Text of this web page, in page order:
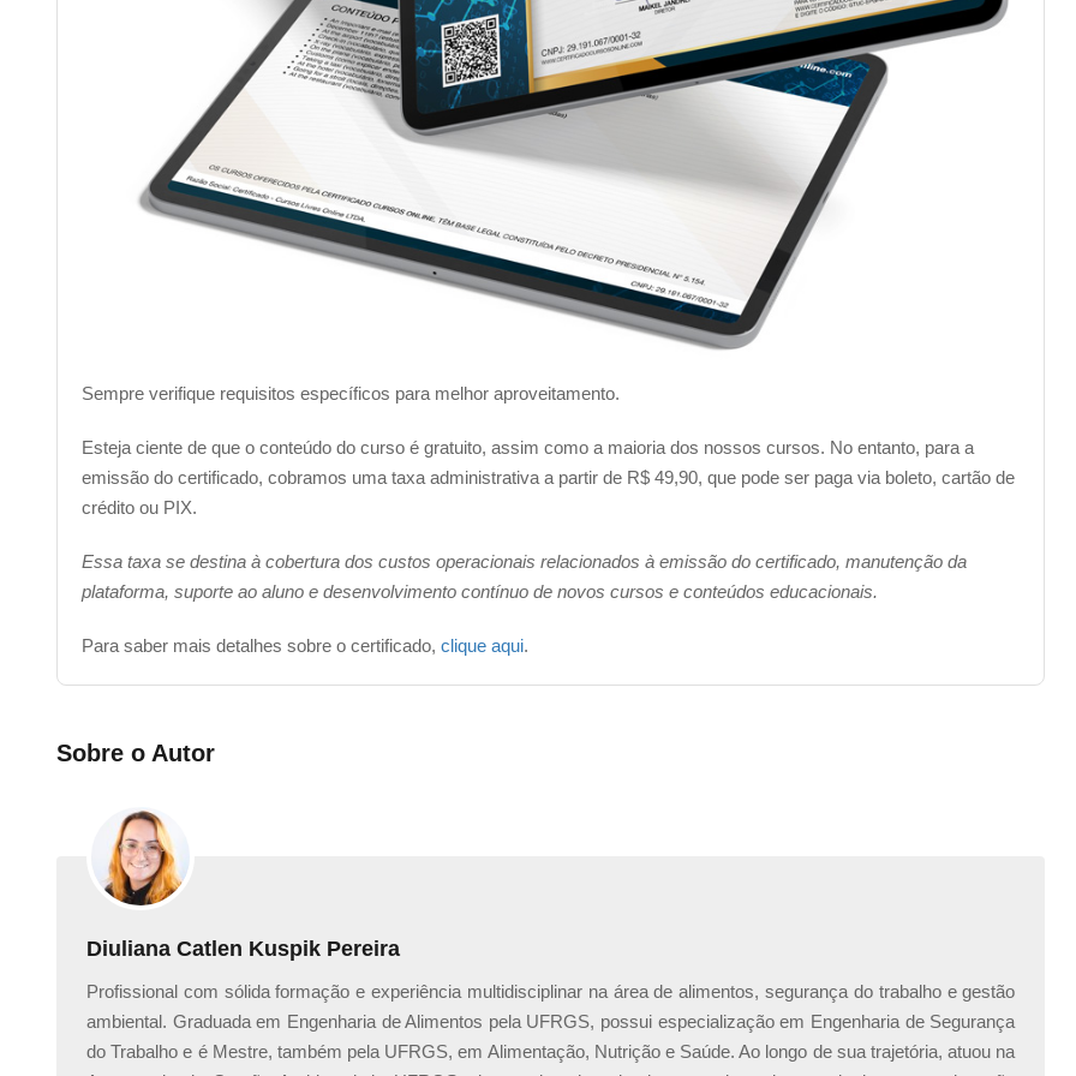
3. Como obter o certificado de conclusão do curso?
Para obter o seu certificado, é bastante simples!Basta realizar o curso por completo e obter uma nota igual ou
superior a 6.0 na avaliação final
Uma vez que você tenha alcançado esse resultado, você poderá solicitar o seu
O valor do investimento para a emissão do certificado é de R$ 69,90, podendo ser pago por boleto bancário, cartão de
crédito ouPIX.
Assim que o pagamento for confirmado (o prazo de confirmação varia dependendo do método de pagamento
escolhido), você receberá a liberação para realizar o download do seu certificado.
Nossa plataforma conta com outros diversos cursos que podem deixar seu currículo ainda mais completo. Cursos
Curso online de
NR 12 – Segurança em máquinas e equipamentos
Curson online deNR 17 – Ergonomia
______________________________________________________________________________________________
Trabalhar com teleatendimento e telemarketing exige preparo! Capacite-se com nosso
Sempre verifique requisitos específicos para melhor aproveitamento.
Esteja ciente de que o conteúdo do curso é gratuito, assim como a maioria dos nossos cursos. No entanto, para a
emissão do certificado, cobramos uma taxa administrativa a partir de R$ 49,90, que pode ser paga via boleto, cartão de
crédito ou PIX.
Essa taxa se destina à cobertura dos custos operacionais relacionados à emissão do certificado, manutenção da
plataforma, suporte ao aluno e desenvolvimento contínuo de novos cursos e conteúdos educacionais.
Para saber mais detalhes sobre o certificado, clique aqui.
Sobre o Autor
Diuliana Catlen Kuspik Pereira
Profissional com sólida formação e experiência multidisciplinar na área de alimentos, segurança do trabalho e gestão
ambiental. Graduada em Engenharia de Alimentos pela UFRGS, possui especialização em Engenharia de Segurança
do Trabalho e é Mestre, também pela UFRGS, em Alimentação, Nutrição e Saúde. Ao longo de sua trajetória, atuou na